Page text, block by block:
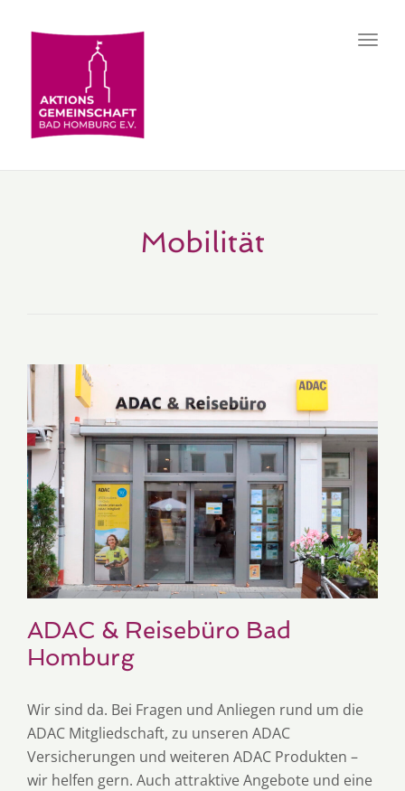
Mobilität
ADAC & Reisebüro Bad
Homburg
Wir sind da. Bei Fragen und Anliegen rund um die
ADAC Mitgliedschaft, zu unseren ADAC
Versicherungen und weiteren ADAC Produkten –
wir helfen gern. Auch attraktive Angebote und eine